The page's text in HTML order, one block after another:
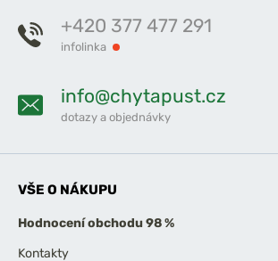
+420 377 477 291
infolinka
info@chytapust.cz
dotazy a objednávky
VŠE O NÁKUPU
Hodnocení obchodu 98 %
Kontakty